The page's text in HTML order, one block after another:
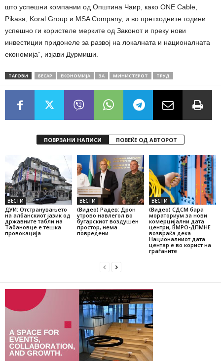
што успешни компании од Општина Чаир, како ONE Cable,
Pikasa, Koral Group и MSA Company, и во претходните години
успешно ги користеле мерките од Законот и преку нови
инвестиции придонеле за развој на локалната и националната
економија“, изјави Дурмиши.
ТАГОВИ БЕСАР ЕКОНОМИЈА ЗА МИНИСТЕРОТ ТРУД
ПОВРЗАНИ НАПИСИ ПОВЕЌЕ ОД АВТОРОТ
ВЕСТИ
ДУИ: Отстранувањето
на албанскиот јазик од
државните табли на
Табановце е тешка
провокација
ВЕСТИ
(Видео) Радев: Дрон
утрово навлегол во
бугарскиот воздушен
простор, нема
повредени
ВЕСТИ
(Видео) СДСМ бара
мораториум за нови
комерцијални дата
центри, ВМРО-ДПМНЕ
возвраќа дека
Националниот дата
центар е во корист на
граѓаните